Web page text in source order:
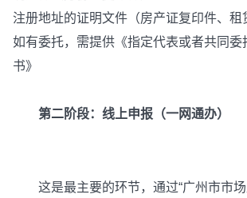
注册地址的证明文件（房产证复印件、租
如有委托，需提供《指定代表或者共同委
书》
第二阶段：线上申报（一网通办）
这是最主要的环节，通过“广州市市场